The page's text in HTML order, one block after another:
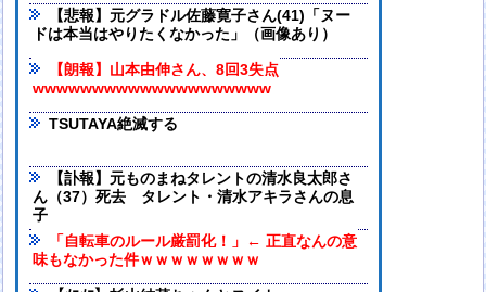
【悲報】元グラドル佐藤寛子さん(41)「ヌー
ドは本当はやりたくなかった」（画像あり）
【朗報】山本由伸さん、8回3失点
wwwwwwwwwwwwwwwwwwww
TSUTAYA絶滅する
【訃報】元ものまねタレントの清水良太郎さ
ん（37）死去 タレント・清水アキラさんの息
子
「自転車のルール厳罰化！」← 正直なんの意
味もなかった件ｗｗｗｗｗｗｗｗ